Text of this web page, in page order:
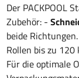
Der PACKPOOL
Zubehör: -
beide
Rollen bis zu
Für die optimale